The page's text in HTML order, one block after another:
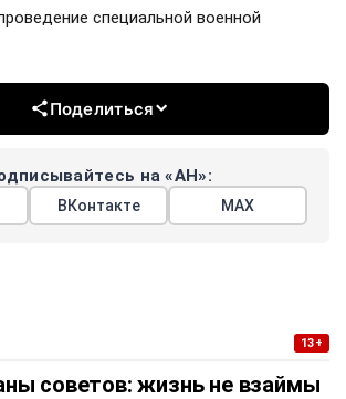
специальной военной
Поделиться
на «АН»:
ВКонтакте МАХ
13+
советов: жизнь не взаймы